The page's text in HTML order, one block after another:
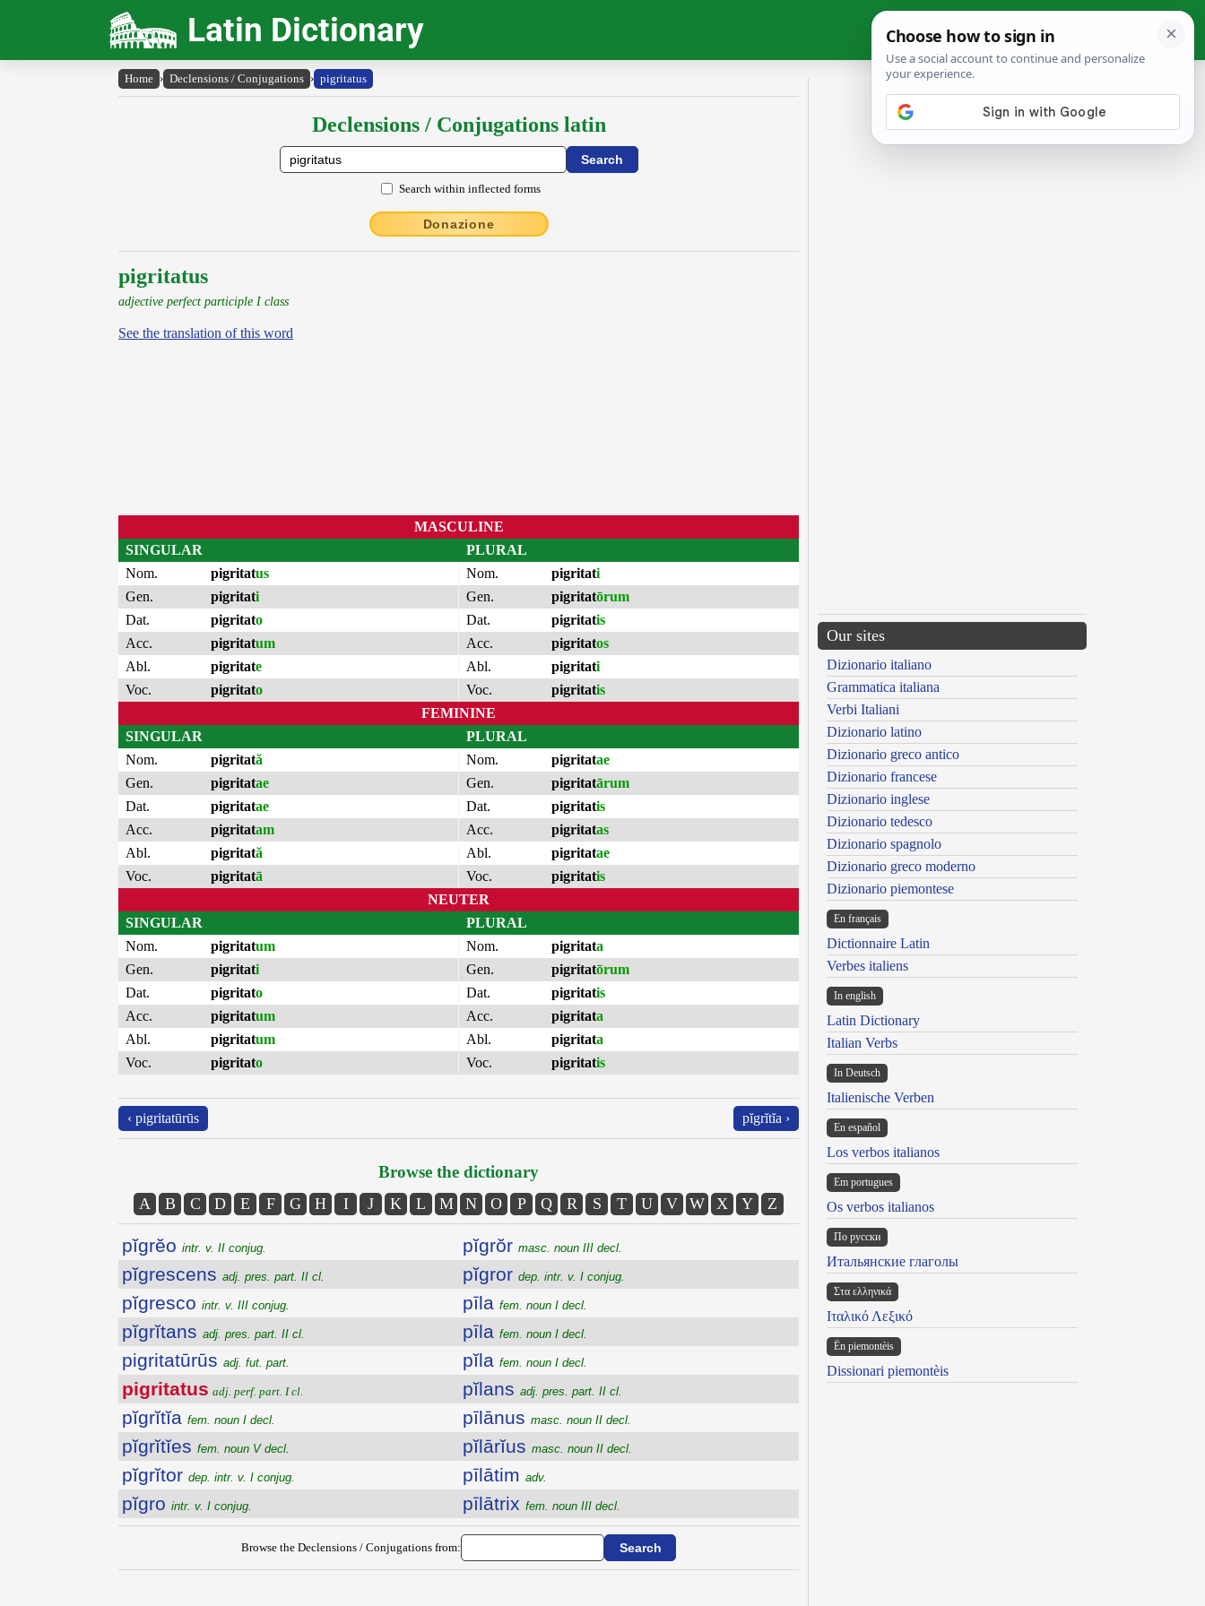
Latin Dictionary
Home › Declensions / Conjugations › pigritatus
Declensions / Conjugations latin
Search within inflected forms
Donazione
pigritatus
adjective perfect participle I class
See the translation of this word
MASCULINE
SINGULAR
Nom.
pigritatus
Gen.
pigritati
Dat.
pigritato
Acc.
pigritatum
Abl.
pigritate
Voc.
pigritato
PLURAL
Nom.
pigritati
Gen.
pigritatōrum
Dat.
pigritatis
Acc.
pigritatos
Abl.
pigritati
Voc.
pigritatis
FEMININE
SINGULAR
Nom.
pigritată
Gen.
pigritatae
Dat.
pigritatae
Acc.
pigritatam
Abl.
pigritată
Voc.
pigritatā
PLURAL
Nom.
pigritatae
Gen.
pigritatārum
Dat.
pigritatis
Acc.
pigritatas
Abl.
pigritatae
Voc.
pigritatis
NEUTER
SINGULAR
Nom.
pigritatum
Gen.
pigritati
Dat.
pigritato
Acc.
pigritatum
Abl.
pigritatum
Voc.
pigritato
PLURAL
Nom.
pigritata
Gen.
pigritatōrum
Dat.
pigritatis
Acc.
pigritata
Abl.
pigritata
Voc.
pigritatis
‹ pigritatūrūs pĭgrĭtĭa ›
Browse the dictionary
A B C D E F G H I J K L M N O P Q R S T U V W X Y Z
pĭgrĕo intr. v. II conjug.
pĭgrescens adj. pres. part. II cl.
pĭgresco intr. v. III conjug.
pĭgrĭtans adj. pres. part. II cl.
pigritatūrūs adj. fut. part.
pigritatus adj. perf. part. I cl.
pĭgrĭtĭa fem. noun I decl.
pĭgrĭtĭes fem. noun V decl.
pĭgrĭtor dep. intr. v. I conjug.
pĭgro intr. v. I conjug.
pĭgrŏr masc. noun III decl.
pĭgror dep. intr. v. I conjug.
pīla fem. noun I decl.
pīla fem. noun I decl.
pĭla fem. noun I decl.
pĭlans adj. pres. part. II cl.
pīlānus masc. noun II decl.
pĭlārĭus masc. noun II decl.
pīlātim adv.
pīlātrix fem. noun III decl.
Browse the Declensions / Conjugations from:
Our sites
Dizionario italiano
Grammatica italiana
Verbi Italiani
Dizionario latino
Dizionario greco antico
Dizionario francese
Dizionario inglese
Dizionario tedesco
Dizionario spagnolo
Dizionario greco moderno
Dizionario piemontese
En français
Dictionnaire Latin
Verbes italiens
In english
Latin Dictionary
Italian Verbs
In Deutsch
Italienische Verben
En español
Los verbos italianos
Em portugues
Os verbos italianos
По русски
Итальянские глаголы
Στα ελληνικά
Ιταλικό Λεξικό
Ën piemontèis
Dissionari piemontèis